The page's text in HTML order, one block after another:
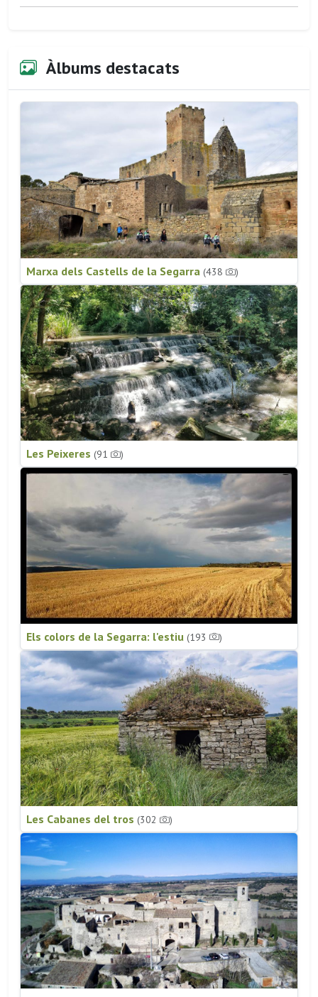
Àlbums destacats
Marxa dels Castells de la Segarra (438 )
Les Peixeres (91 )
Els colors de la Segarra: l'estiu (193 )
Les Cabanes del tros (302 )